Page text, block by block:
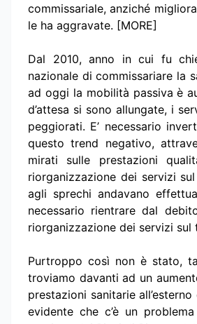
commissariale, anziché
le ha aggravate. [MORE]
Dal 2010, anno in cui fu
nazionale di commissariare la
ad oggi la mobilità passiva è
d’attesa si sono allungate, i
peggiorati. E’ necessario
questo trend negativo,
mirati sulle prestazioni
riorganizzazione dei servizi
agli sprechi andavano
necessario rientrare dal
riorganizzazione dei servizi sul
Purtroppo così non è stato,
troviamo davanti ad un
prestazioni sanitarie all’esterno
evidente che c’è un